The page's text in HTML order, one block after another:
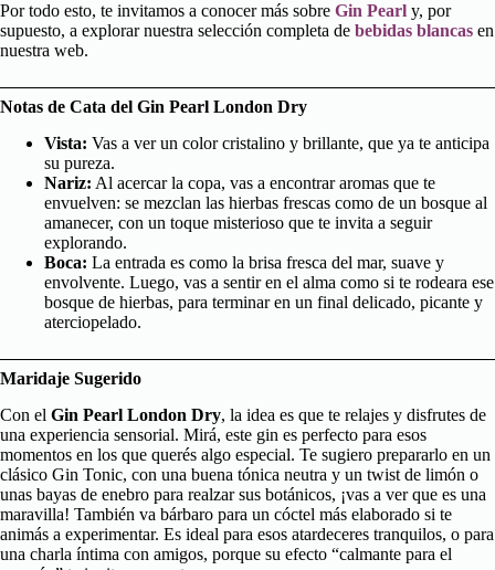
Por todo esto, te invitamos a conocer más sobre Gin Pearl y, por
supuesto, a explorar nuestra selección completa de bebidas blancas en
nuestra web.
Notas de Cata del Gin Pearl London Dry
Vista: Vas a ver un color cristalino y brillante, que ya te anticipa
su pureza.
Nariz: Al acercar la copa, vas a encontrar aromas que te
envuelven: se mezclan las hierbas frescas como de un bosque al
amanecer, con un toque misterioso que te invita a seguir
explorando.
Boca: La entrada es como la brisa fresca del mar, suave y
envolvente. Luego, vas a sentir en el alma como si te rodeara ese
bosque de hierbas, para terminar en un final delicado, picante y
aterciopelado.
Maridaje Sugerido
Con el Gin Pearl London Dry, la idea es que te relajes y disfrutes de
una experiencia sensorial. Mirá, este gin es perfecto para esos
momentos en los que querés algo especial. Te sugiero prepararlo en un
clásico Gin Tonic, con una buena tónica neutra y un twist de limón o
unas bayas de enebro para realzar sus botánicos, ¡vas a ver que es una
maravilla! También va bárbaro para un cóctel más elaborado si te
animás a experimentar. Es ideal para esos atardeceres tranquilos, o para
una charla íntima con amigos, porque su efecto “calmante para el